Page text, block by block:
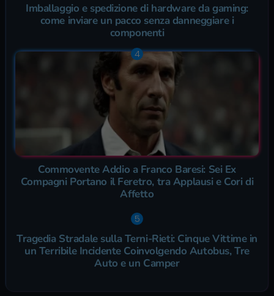
Imballaggio e spedizione di hardware da gaming:
come inviare un pacco senza danneggiare i
componenti
Commovente Addio a Franco Baresi: Sei Ex
Compagni Portano il Feretro, tra Applausi e Cori di
Affetto
Tragedia Stradale sulla Terni-Rieti: Cinque Vittime in
un Terribile Incidente Coinvolgendo Autobus, Tre
Auto e un Camper